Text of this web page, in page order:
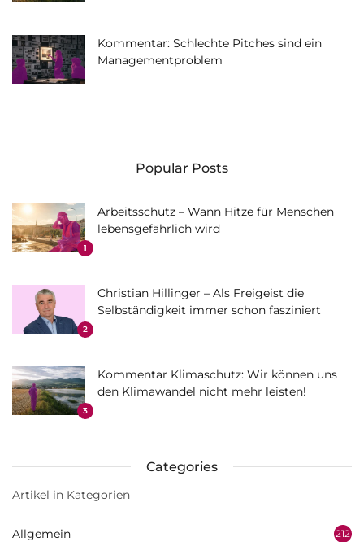
Kommentar: Schlechte Pitches sind ein
Managementproblem
Popular Posts
1
Arbeitsschutz – Wann Hitze für Menschen
lebensgefährlich wird
2
Christian Hillinger – Als Freigeist die
Selbständigkeit immer schon fasziniert
3
Kommentar Klimaschutz: Wir können uns
den Klimawandel nicht mehr leisten!
Categories
Artikel in Kategorien
Allgemein 212